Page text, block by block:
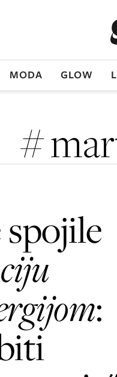
MODA GLOW
#
: